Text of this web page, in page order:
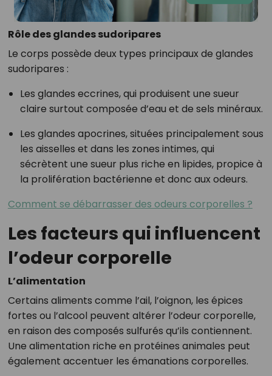
Rôle des glandes sudoripares
Le corps possède deux types principaux de glandes
sudoripares :
Les glandes eccrines, qui produisent une sueur
claire surtout composée d’eau et de sels minéraux.
Les glandes apocrines, situées principalement sous
les aisselles et dans les zones intimes, qui
sécrètent une sueur plus riche en lipides, propice à
la prolifération bactérienne et donc aux odeurs.
Comment se débarrasser des odeurs corporelles ?
Les facteurs qui influencent
l’odeur corporelle
L’alimentation
Certains aliments comme l’ail, l’oignon, les épices
fortes ou l’alcool peuvent altérer l’odeur corporelle,
en raison des composés sulfurés qu’ils contiennent.
Une alimentation riche en protéines animales peut
également accentuer les émanations corporelles.